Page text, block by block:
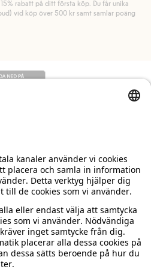
rabatt på ditt första köp. Du får unika
vid köp över 500 kr samt samlar poäng